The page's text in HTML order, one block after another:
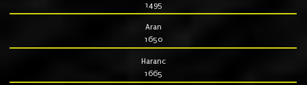
1495
Aran
1650
Haranc
1665